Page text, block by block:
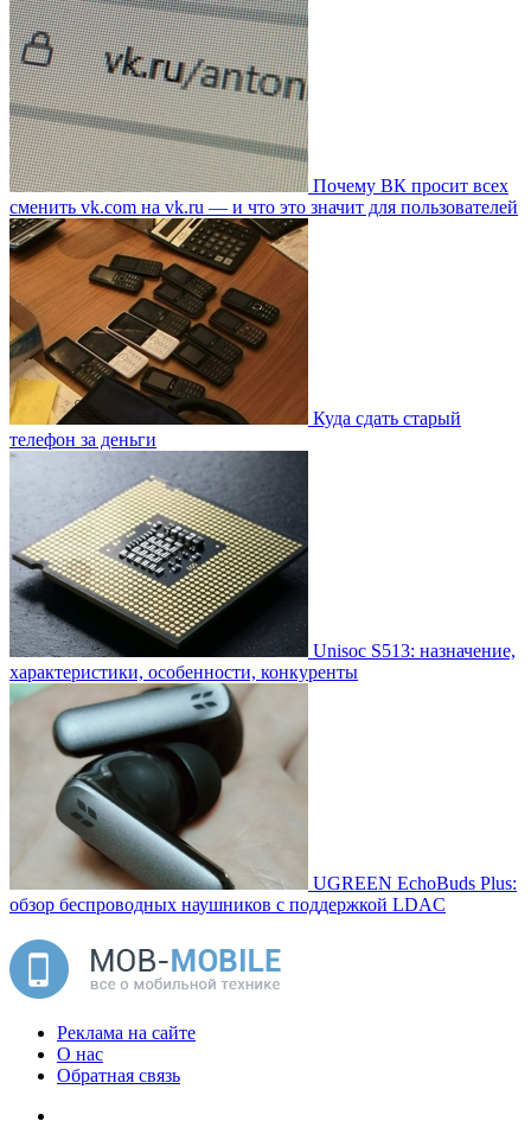
Почему ВК просит всех
сменить vk.com на vk.ru — и что это значит для пользователей
Куда сдать старый
телефон за деньги
Unisoc S513: назначение,
характеристики, особенности, конкуренты
UGREEN EchoBuds Plus:
обзор беспроводных наушников с поддержкой LDAC
Реклама на сайте
О нас
Обратная связь